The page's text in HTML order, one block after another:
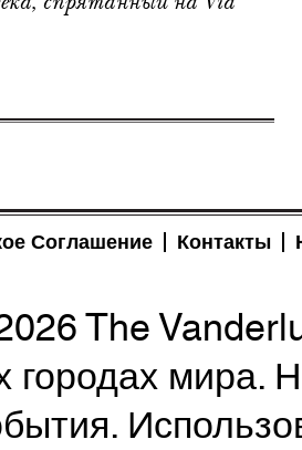
Соглашение Контакты
The
городах